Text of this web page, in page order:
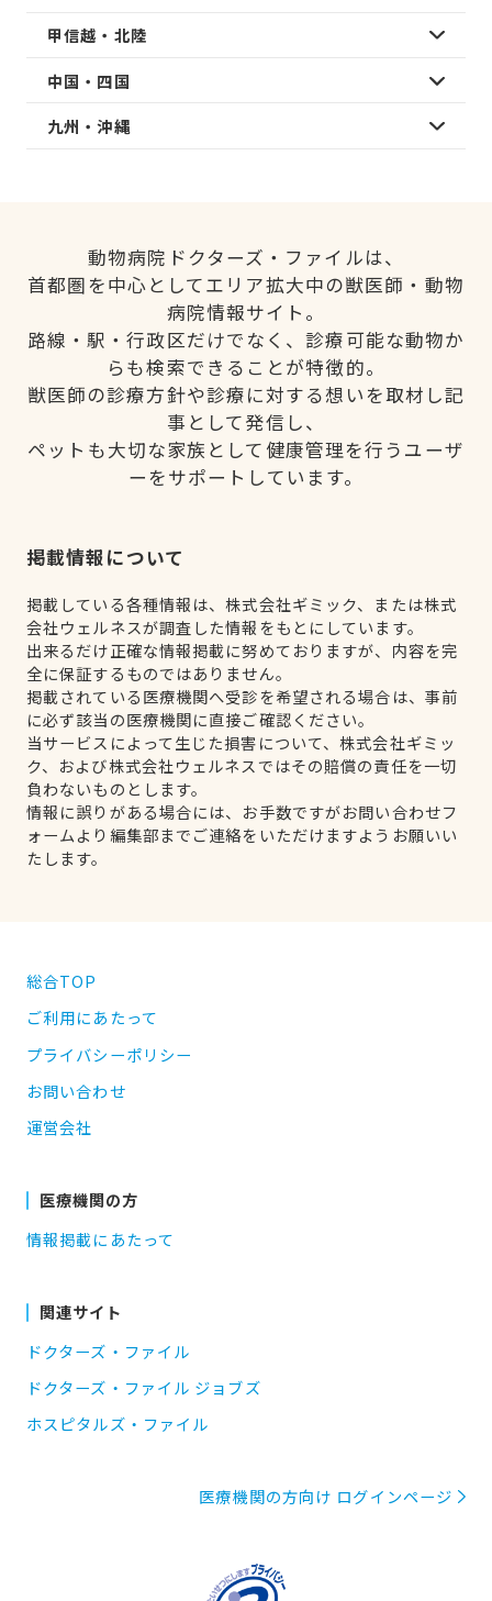
甲信越・北陸
中国・四国
九州・沖縄
動物病院ドクターズ・ファイルは、
首都圏を中心としてエリア拡大中の獣医師・動物
病院情報サイト。
路線・駅・行政区だけでなく、診療可能な動物か
らも検索できることが特徴的。
獣医師の診療方針や診療に対する想いを取材し記
事として発信し、
ペットも大切な家族として健康管理を行うユーザ
ーをサポートしています。
掲載情報について
掲載している各種情報は、株式会社ギミック、または株式
会社ウェルネスが調査した情報をもとにしています。
出来るだけ正確な情報掲載に努めておりますが、内容を完
全に保証するものではありません。
掲載されている医療機関へ受診を希望される場合は、事前
に必ず該当の医療機関に直接ご確認ください。
当サービスによって生じた損害について、株式会社ギミッ
ク、および株式会社ウェルネスではその賠償の責任を一切
負わないものとします。
情報に誤りがある場合には、お手数ですがお問い合わせフ
ォームより編集部までご連絡をいただけますようお願いい
たします。
総合TOP
ご利用にあたって
プライバシーポリシー
お問い合わせ
運営会社
医療機関の方
情報掲載にあたって
関連サイト
ドクターズ・ファイル
ドクターズ・ファイル ジョブズ
ホスピタルズ・ファイル
医療機関の方向け ログインページ